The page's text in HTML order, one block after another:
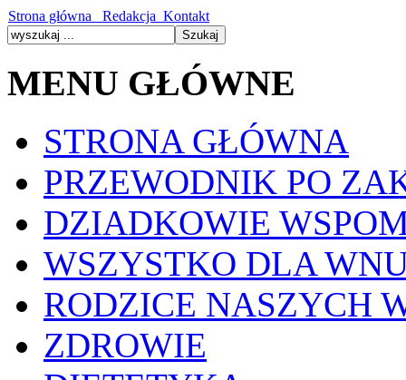
Strona główna Redakcja Kontakt
MENU GŁÓWNE
STRONA GŁÓWNA
PRZEWODNIK PO
DZIADKOWIE
WSZYSTKO DLA
RODZICE NASZYCH
ZDROWIE